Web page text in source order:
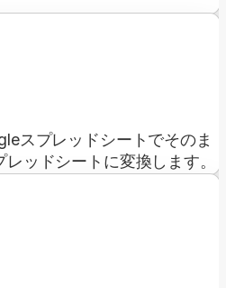
スプレッドシートでそのま
ッドシートに変換します。